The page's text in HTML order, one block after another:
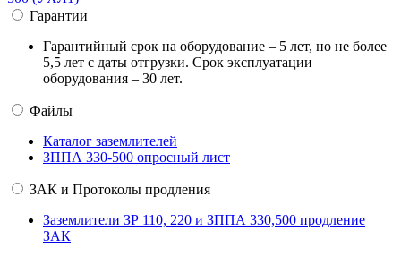
Гарантии
Гарантийный срок на оборудование – 5 лет, но не более
5,5 лет с даты отгрузки. Срок эксплуатации
оборудования – 30 лет.
Файлы
Каталог заземлителей
ЗППА 330-500 опросный лист
ЗАК и Протоколы продления
Заземлители ЗР 110, 220 и ЗППА 330,500 продление
ЗАК